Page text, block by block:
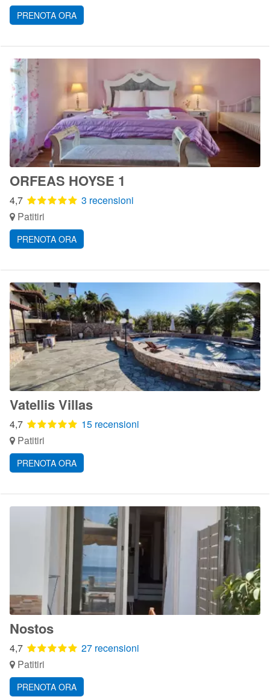
PRENOTA ORA
ORFEAS HOYSE 1
4,7
3 recensioni
Patitiri
PRENOTA ORA
Vatellis Villas
4,7
15 recensioni
Patitiri
PRENOTA ORA
Nostos
4,7
27 recensioni
Patitiri
PRENOTA ORA